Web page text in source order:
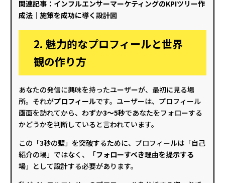
関連記事： インフルエンサーマーケティングのKPIツリー作
成法｜施策を成功に導く設計図
2. 魅力的なプロフィールと世界
観の作り方
あなたの発信に興味を持ったユーザーが、最初に見る場
所。それがプロフィールです。ユーザーは、プロフィール
画面を訪れてから、わずか3〜5秒であなたをフォローする
かどうかを判断していると言われています。
この「3秒の壁」を突破するために、プロフィールは「自己
紹介の場」ではなく、「フォローすべき理由を提示する
場」として設計する必要があります。